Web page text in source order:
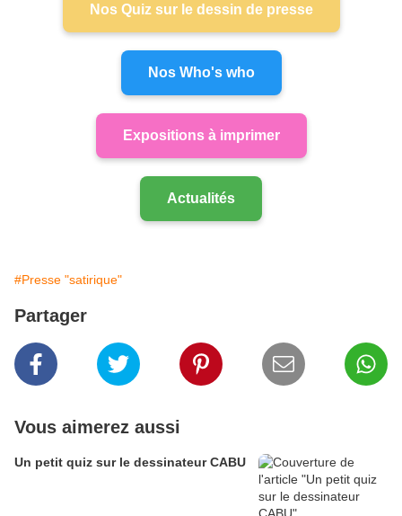
Nos Quiz sur le dessin de presse
Nos Who's who
Expositions à imprimer
Actualités
#Presse "satirique"
Partager
Vous aimerez aussi
Un petit quiz sur le dessinateur CABU